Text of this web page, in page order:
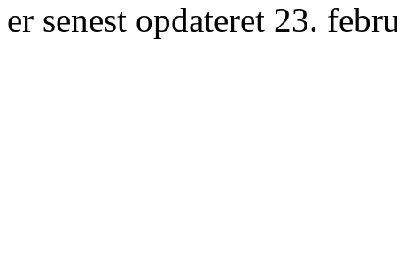
er senest opdateret 23.